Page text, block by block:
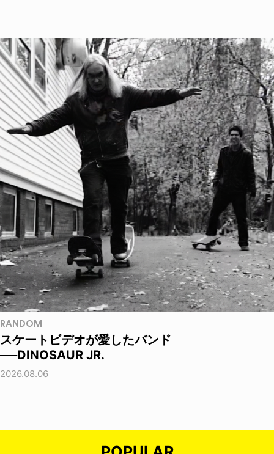
RANDOM
スケートビデオが愛したバンド
──DINOSAUR JR.
2026.08.06